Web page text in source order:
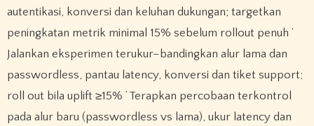
autentikasi, konversi dan keluhan dukungan; targetkan
peningkatan metrik minimal 15% sebelum rollout penuh ’
Jalankan eksperimen terukur–bandingkan alur lama dan
passwordless, pantau latency, konversi dan tiket support;
roll out bila uplift ≥15% ’ Terapkan percobaan terkontrol
pada alur baru (passwordless vs lama), ukur latency dan